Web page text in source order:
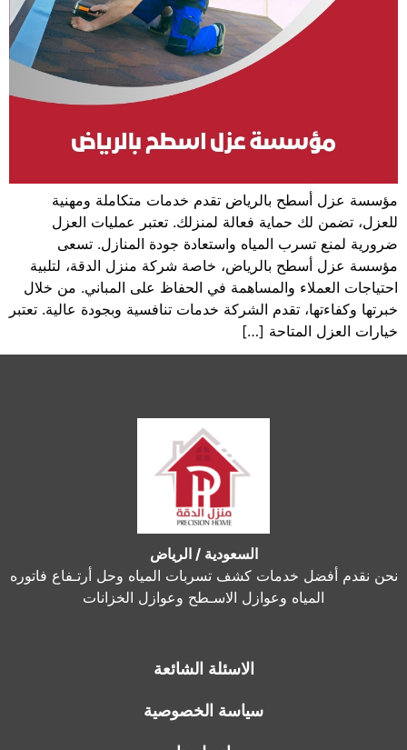
مؤسسة عزل أسطح بالرياض تقدم خدمات متكاملة ومهنية
للعزل، تضمن لك حماية فعالة لمنزلك. تعتبر عمليات العزل
ضرورية لمنع تسرب المياه واستعادة جودة المنازل. تسعى
مؤسسة عزل أسطح بالرياض، خاصة شركة منزل الدقة، لتلبية
احتياجات العملاء والمساهمة في الحفاظ على المباني. من خلال
خبرتها وكفاءتها، تقدم الشركة خدمات تنافسية وبجودة عالية. تعتبر
خيارات العزل المتاحة […]
السعودية / الرياض
نحن نقدم أفضل خدمات كشف تسربات المياه وحل أرتـفاع فاتوره
المياه وعوازل الاسـطح وعوازل الخزانات
الاسئلة الشائعة
سياسة الخصوصية